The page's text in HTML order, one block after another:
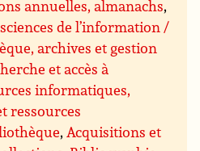
annuelles, almanachs,
de l’information /
archives et gestion
et accès à
informatiques,
ressources
,Acquisitions et